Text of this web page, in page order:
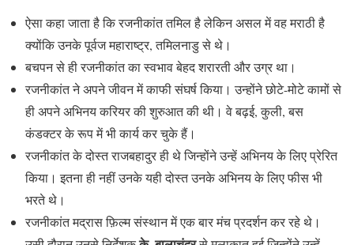
ऐसा कहा जाता है कि रजनीकांत तमिल है लेकिन असल में वह मराठी है
क्योंकि उनके पूर्वज महाराष्ट्र, तमिलनाडु से थे।
बचपन से ही रजनीकांत का स्वभाव बेहद शरारती और उग्र था।
रजनीकांत ने अपने जीवन में काफी संघर्ष किया। उन्होंने छोटे-मोटे कामों से
ही अपने अभिनय करियर की शुरुआत की थी। वे बढ़ई, कुली, बस
कंडक्टर के रूप में भी कार्य कर चुके हैं।
रजनीकांत के दोस्त राजबहादुर ही थे जिन्होंने उन्हें अभिनय के लिए प्रेरित
किया। इतना ही नहीं उनके यही दोस्त उनके अभिनय के लिए फीस भी
भरते थे।
रजनीकांत मद्रास फ़िल्म संस्थान में एक बार मंच प्रदर्शन कर रहे थे।